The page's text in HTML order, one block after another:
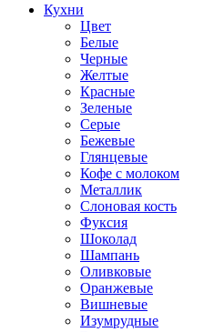
Кухни
Цвет
Белые
Черные
Желтые
Красные
Зеленые
Серые
Бежевые
Глянцевые
Кофе с молоком
Металлик
Слоновая кость
Фуксия
Шоколад
Шампань
Оливковые
Оранжевые
Вишневые
Изумрудные